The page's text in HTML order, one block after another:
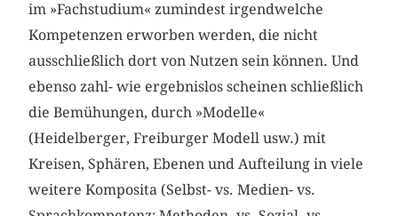
im »Fachstudium« zumindest irgendwelche
Kompetenzen erworben werden, die nicht
ausschließlich dort von Nutzen sein können. Und
ebenso zahl- wie ergebnislos scheinen schließlich
die Bemühungen, durch »Modelle«
(Heidelberger, Freiburger Modell usw.) mit
Kreisen, Sphären, Ebenen und Aufteilung in viele
weitere Komposita (Selbst- vs. Medien- vs.